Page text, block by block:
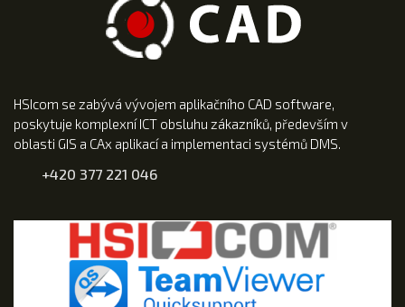
HSIcom se zabývá vývojem aplikačního CAD software,
poskytuje komplexní ICT obsluhu zákazníků, především v
oblasti GIS a CAx aplikací a implementaci systémů DMS.
+420 377 221 046